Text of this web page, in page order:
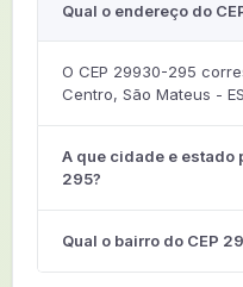
Qual o endereço do
O CEP 29930-295
Centro, São Mateus -
A que cidade e estado
295?
Qual o bairro do CEP